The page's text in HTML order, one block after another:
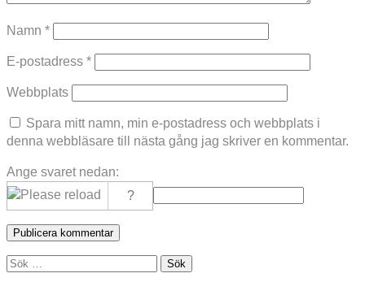
Namn *
E-postadress *
Webbplats
Spara mitt namn, min e-postadress och webbplats i
denna webbläsare till nästa gång jag skriver en kommentar.
Ange svaret nedan:
Sök